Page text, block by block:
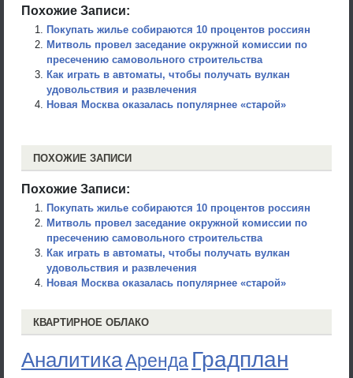
Похожие Записи:
Покупать жилье собираются 10 процентов россиян
Митволь провел заседание окружной комиссии по
пресечению самовольного строительства
Как играть в автоматы, чтобы получать вулкан
удовольствия и развлечения
Новая Москва оказалась популярнее «старой»
ПОХОЖИЕ ЗАПИСИ
Похожие Записи:
Покупать жилье собираются 10 процентов россиян
Митволь провел заседание окружной комиссии по
пресечению самовольного строительства
Как играть в автоматы, чтобы получать вулкан
удовольствия и развлечения
Новая Москва оказалась популярнее «старой»
КВАРТИРНОЕ ОБЛАКО
АналитикаАренда Градплан